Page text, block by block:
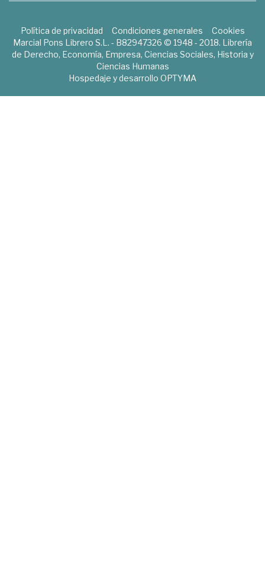
Política de privacidad Condiciones generales
Cookies
Marcial Pons Librero S.L. - B82947326 © 1948 - 2018. Librería
de Derecho, Economía, Empresa, Ciencias Sociales, Historia y
Ciencias Humanas
Hospedaje y desarrollo OPTYMA